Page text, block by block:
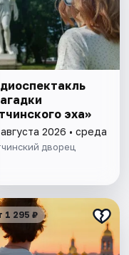
эха»
2026 • среда
дворец
1 295 ₽